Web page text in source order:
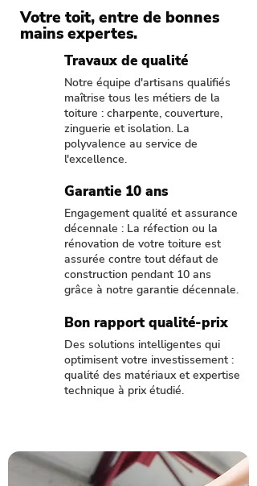
Votre toit, entre de bonnes
mains expertes.
Travaux de qualité
Notre équipe d'artisans qualifiés
maîtrise tous les métiers de la
toiture : charpente, couverture,
zinguerie et isolation. La
polyvalence au service de
l'excellence.
Garantie 10 ans
Engagement qualité et assurance
décennale : La réfection ou la
rénovation de votre toiture est
assurée contre tout défaut de
construction pendant 10 ans
grâce à notre garantie décennale.
Bon rapport qualité-prix
Des solutions intelligentes qui
optimisent votre investissement :
qualité des matériaux et expertise
technique à prix étudié.